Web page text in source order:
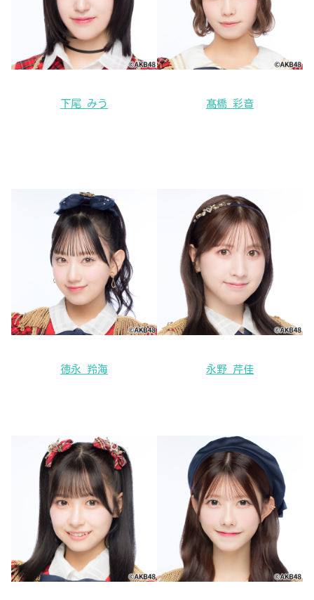
下尾 みう 髙橋 彩音
徳永 羚海 永野 芹佳